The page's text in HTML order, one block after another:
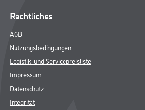
Rechtliches
AGB
Nutzungsbedingungen
Logistik- und Servicepreisliste
Impressum
Datenschutz
Integrität